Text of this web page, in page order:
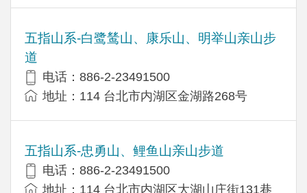
五指山系-白鹭鸶山、康乐山、明举山亲山步
道
电话：886-2-23491500
地址：114 台北市内湖区金湖路268号
五指山系-忠勇山、鲤鱼山亲山步道
电话：886-2-23491500
地址：114 台北市内湖区大湖山庄街131巷